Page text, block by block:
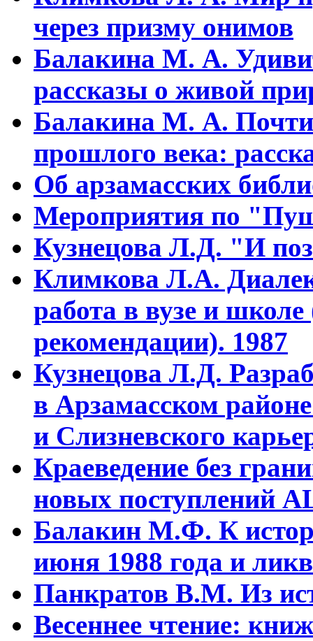
через призму онимов
Балакина М. А.
рассказы о живой
Балакина М. А. Почти
прошлого века:
Об арзамасских
Мероприятия по
Кузнецова Л.Д. "И
Климкова Л.А.
работа в вузе и
рекомендации). 1987
Кузнецова Л.Д.
в Арзамасском
и Слизневского
Краеведение без
новых поступлений
Балакин М.Ф. К
июня 1988 года и
Панкратов В.М. Из
Весеннее чтение: